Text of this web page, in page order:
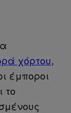
χόρτου,
έμποροι
το